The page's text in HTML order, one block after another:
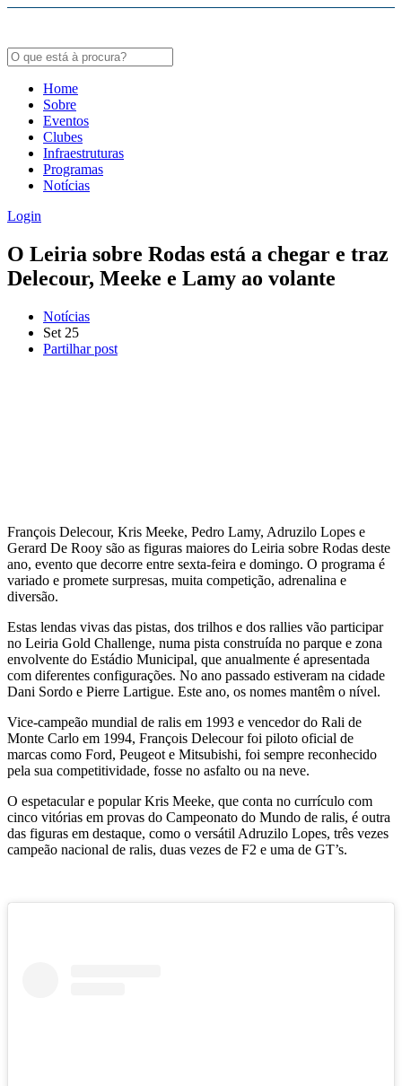
Home
Sobre
Eventos
Clubes
Infraestruturas
Programas
Notícias
Login
O Leiria sobre Rodas está a chegar e traz
Delecour, Meeke e Lamy ao volante
Notícias
Set 25
Partilhar post
Growth Hormone Review -https://academic.oup.com/edrv/article/35/3/341/
Grote selectie van farmacologische producten -
Creatine supplementation meta-analysis -
Hypertrophy Adaptations Review -
François Delecour, Kris Meeke, Pedro Lamy, Adruzilo Lopes e
Gerard De Rooy são as figuras maiores do Leiria sobre Rodas deste
ano, evento que decorre entre sexta-feira e domingo. O programa é
variado e promete surpresas, muita competição, adrenalina e
diversão.
Estas lendas vivas das pistas, dos trilhos e dos rallies vão participar
no Leiria Gold Challenge, numa pista construída no parque e zona
envolvente do Estádio Municipal, que anualmente é apresentada
com diferentes configurações. No ano passado estiveram na cidade
Dani Sordo e Pierre Lartigue. Este ano, os nomes mantêm o nível.
Vice-campeão mundial de ralis em 1993 e vencedor do Rali de
Monte Carlo em 1994, François Delecour foi piloto oficial de
marcas como Ford, Peugeot e Mitsubishi, foi sempre reconhecido
pela sua competitividade, fosse no asfalto ou na neve.
O espetacular e popular Kris Meeke, que conta no currículo com
cinco vitórias em provas do Campeonato do Mundo de ralis, é outra
das figuras em destaque, como o versátil Adruzilo Lopes, três vezes
campeão nacional de ralis, duas vezes de F2 e uma de GT’s.